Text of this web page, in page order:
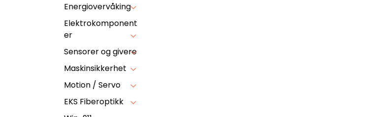
Energiovervåking
Elektrokomponent
er
Sensorer og givere
Maskinsikkerhet
Motion / Servo
EKS Fiberoptikk